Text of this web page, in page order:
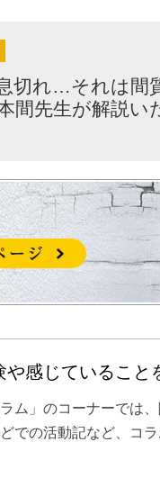
切れ…それは間
間先生が解説い
感じていること
ム」のコーナーでは
での活動記など、コラ